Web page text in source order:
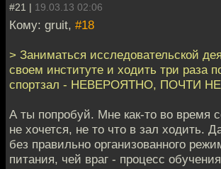
#21 | 19.03.13 02:06
Кому: gruit, #18
> Заниматься исследовательской
своем институте и ходить три раза
спортзал - НЕВЕРОЯТНО, ПОЧТИ
А ты попробуй. Мне как-то во время
не хочется, не то что в зал ходить.
без правильно организованного
питания, чей враг - процесс